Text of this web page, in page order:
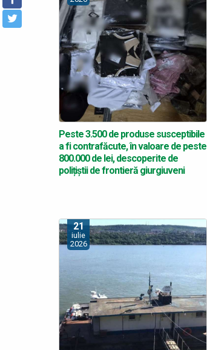
Peste 3.500 de produse susceptibile
a fi contrafăcute, în valoare de peste
800.000 de lei, descoperite de
polițiștii de frontieră giurgiuveni
21
iulie
2026